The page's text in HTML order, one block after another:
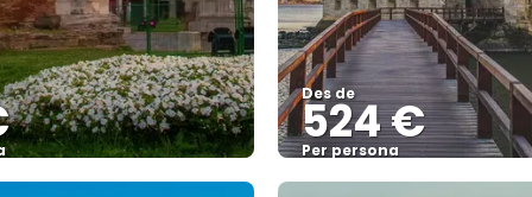
Veure
Des de
524 €
Per persona
Veure